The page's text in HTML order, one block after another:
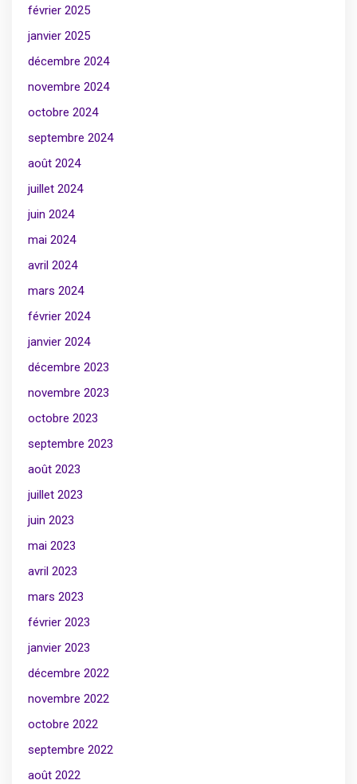
février 2025
janvier 2025
décembre 2024
novembre 2024
octobre 2024
septembre 2024
août 2024
juillet 2024
juin 2024
mai 2024
avril 2024
mars 2024
février 2024
janvier 2024
décembre 2023
novembre 2023
octobre 2023
septembre 2023
août 2023
juillet 2023
juin 2023
mai 2023
avril 2023
mars 2023
février 2023
janvier 2023
décembre 2022
novembre 2022
octobre 2022
septembre 2022
août 2022